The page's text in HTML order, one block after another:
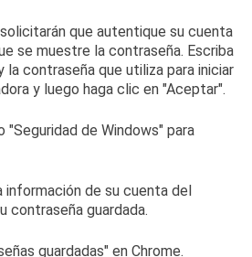
que autentique su cuenta
se muestre la contraseña. Escriba
la contraseña que utiliza para iniciar
y luego haga clic en "Aceptar".
información de su cuenta del
contraseña guardada.